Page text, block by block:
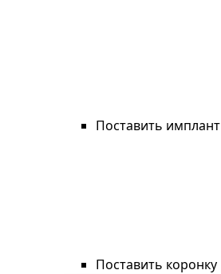
Поставить имплант
Поставить коронку